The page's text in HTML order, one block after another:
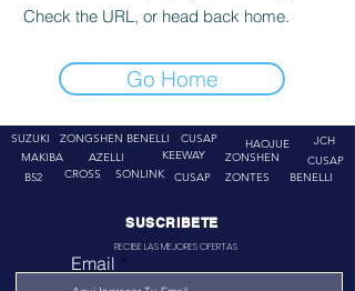
Check the URL, or head back home.
Go Home
SUZUKI
ZONGSHEN
MAKIBA
AZELLI
BENELLI
CUSAP
KEEWAY
B52
CROSS SONLINK CUSAP
HAOJUE
JCH
ZONSHEN
ZONTES
CUSAP
BENELLI
SUSCRIBETE
RECIBE LAS MEJORES OFERTAS
Email